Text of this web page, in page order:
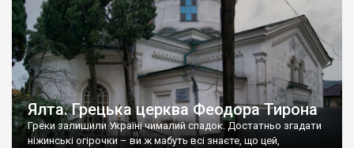
Ялта. Грецька церква Феодора Тирона
Греки залишили Україні чималий спадок. Достатньо згадати
ніжинські огірочки – ви ж мабуть всі знаєте, що цей,